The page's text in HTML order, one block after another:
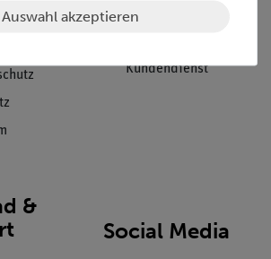
Einräumservice
Kundendienst
&
Social Media
Auswahl akzeptieren